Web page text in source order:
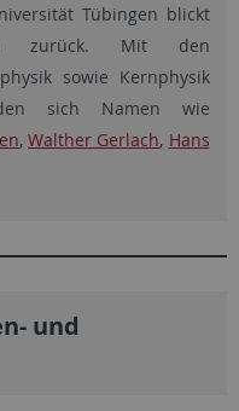
Tübingen blickt
zurück. Mit den
sowie Kernphysik
sich Namen wie
,Walther Gerlach, Hans
und